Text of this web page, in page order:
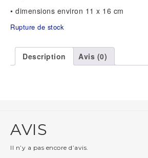
• dimensions environ 11 x 16 cm
Rupture de stock
Description Avis (0)
AVIS
Il n’y a pas encore d’avis.